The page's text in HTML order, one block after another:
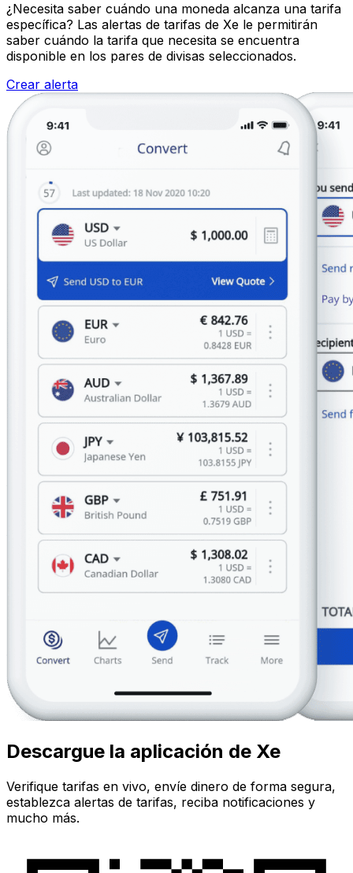
¿Necesita saber cuándo una moneda alcanza una tarifa
específica? Las alertas de tarifas de Xe le permitirán
saber cuándo la tarifa que necesita se encuentra
disponible en los pares de divisas seleccionados.
Crear alerta
Descargue la aplicación de Xe
Verifique tarifas en vivo, envíe dinero de forma segura,
establezca alertas de tarifas, reciba notificaciones y
mucho más.